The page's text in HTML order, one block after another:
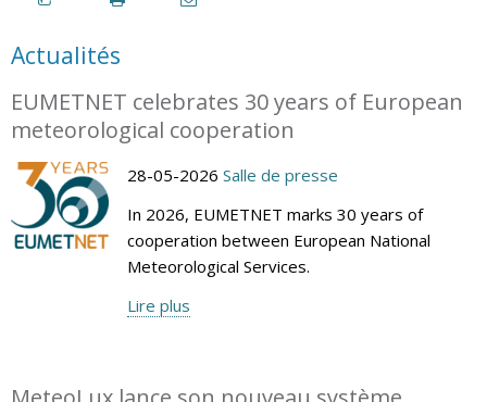
Actualités
EUMETNET celebrates 30 years of European
meteorological cooperation
28-05-2026 Salle de presse
In 2026, EUMETNET marks 30 years of
cooperation between European National
Meteorological Services.
Lire plus